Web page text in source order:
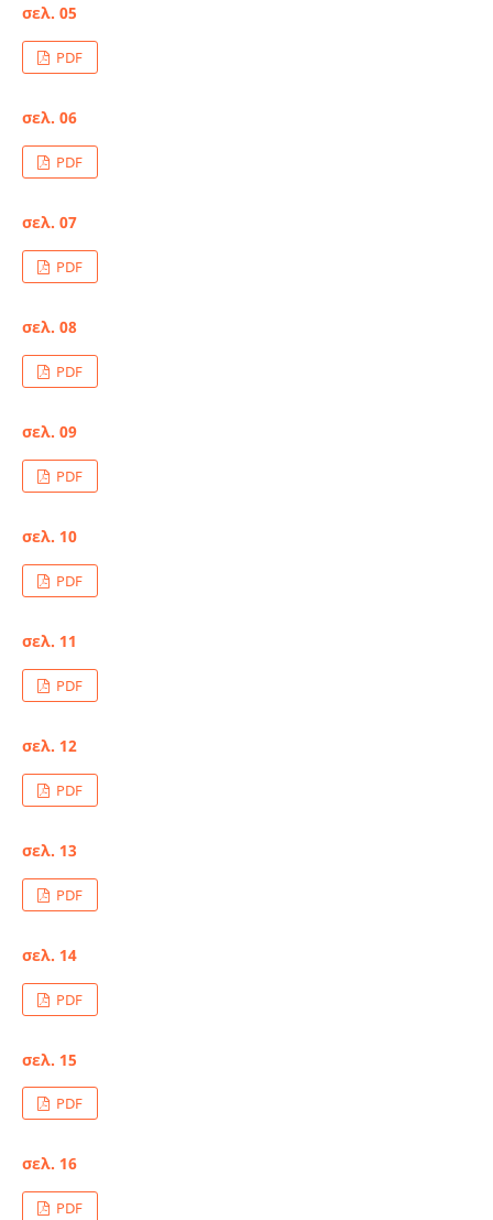
σελ. 05
PDF
σελ. 06
PDF
σελ. 07
PDF
σελ. 08
PDF
σελ. 09
PDF
σελ. 10
PDF
σελ. 11
PDF
σελ. 12
PDF
σελ. 13
PDF
σελ. 14
PDF
σελ. 15
PDF
σελ. 16
PDF